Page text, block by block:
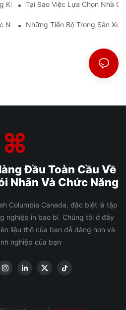
Kim Loại: Chìa Khóa Cho Trải
Tại Sao Việc Lựa Chọn Nhà
Nhà Sản Xuất Màng BOPP: Nắm
Những Tiến Bộ Trong Sản
Đầu Toàn Cầu Về
Nhãn Và Chức Năng
Columbia Canada, đặc biệt là tập
nghiệp in bao bì Chúng tôi ở đây
liệu thô của bạn dễ dàng hơn và
nghiệp của bạn